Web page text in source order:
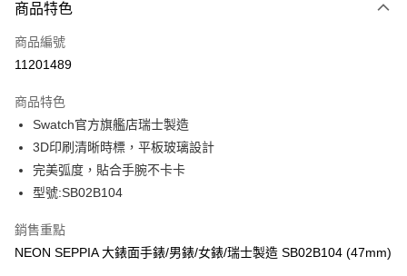
Apple Pay
街口支付
Google Pay
全盈+PAY
大哥付你分期
相關說明
1.本服務由台灣大哥大提供，台灣大哥大用戶可立即使用無須另外申請。
2.付款方式選擇「大哥付你分期」，訂單成立後會自動跳轉到大哥付的交易
AFTEE先享後付
相關說明
商品特色
商品編號
11201489
商品特色
Swatch官方旗艦店瑞士製造
3D印刷清晰時標，平板玻璃設計
完美弧度，貼合手腕不卡卡
型號:SB02B104
銷售重點
NEON SEPPIA 大錶面手錶/男錶/女錶/瑞士製造 SB02B104 (47mm)